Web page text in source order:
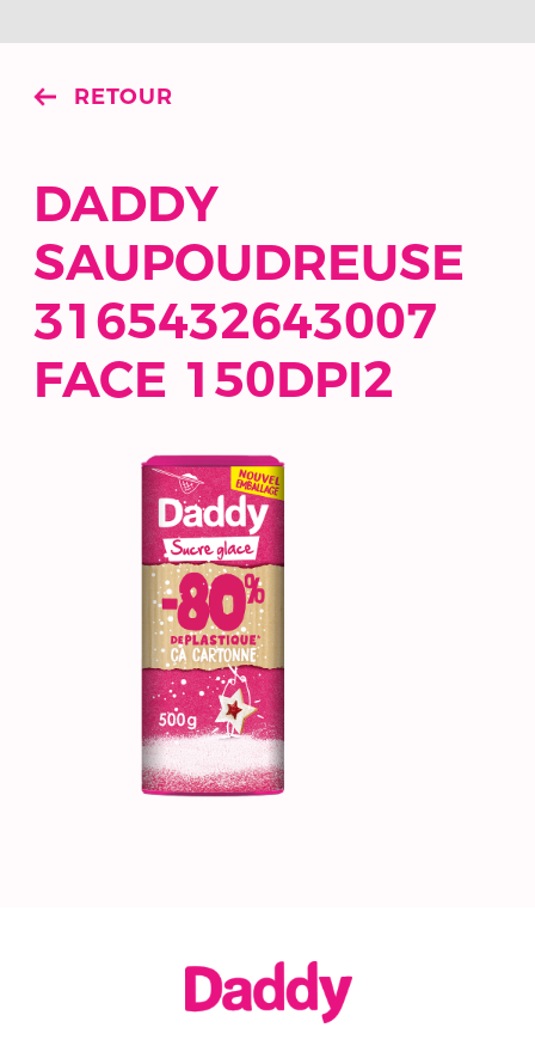
RETOUR
DADDY
SAUPOUDREUSE
3165432643007
FACE 150DPI2